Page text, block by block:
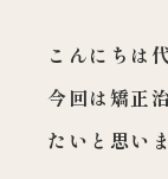
こんにちは
今回は矯正
たいと思い